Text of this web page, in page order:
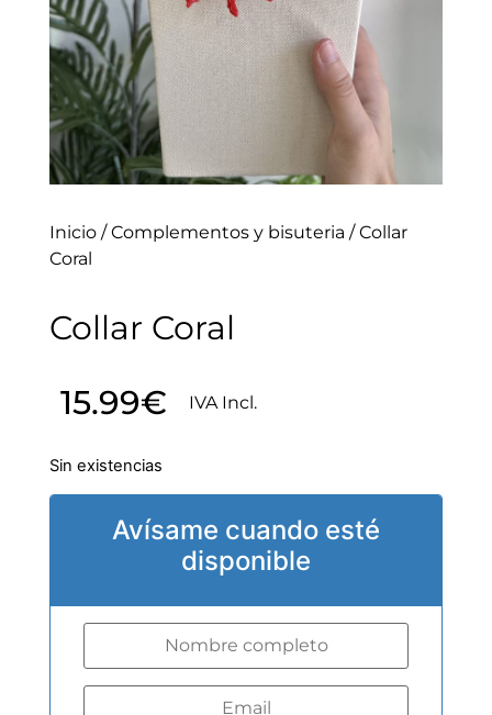
Inicio/Complementos y bisuteria / Collar
Coral
Collar Coral
15.99€ IVA Incl.
Sin existencias
Avísame cuando esté
disponible